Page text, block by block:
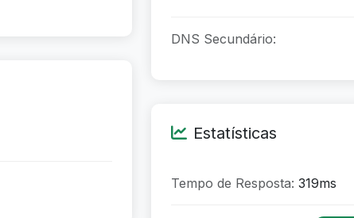
DNS Secundário:
Estatísticas
Tempo de Resposta: 319ms